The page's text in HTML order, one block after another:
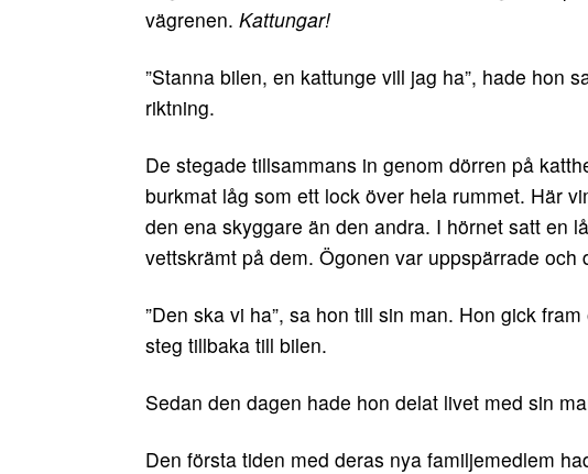
vägrenen. Kattungar!
”Stanna bilen, en kattunge vill jag ha”, hade hon
riktning.
De stegade tillsammans in genom dörren på
burkmat låg som ett lock över hela rummet. Här
den ena skyggare än den andra. I hörnet satt en
vettskrämt på dem. Ögonen var uppspärrade
”Den ska vi ha”, sa hon till sin man. Hon gick
steg tillbaka till bilen.
Sedan den dagen hade hon delat livet med sin
Den första tiden med deras nya familjemedlem